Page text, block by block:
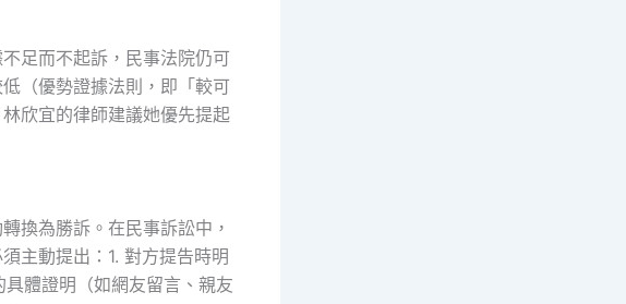
足而不起訴，民事法院仍可
（優勢證據法則，即「較可
欣宜的律師建議她優先提起
換為勝訴。在民事訴訟中，
主動提出：1. 對方提告時明
體證明（如網友留言、親友